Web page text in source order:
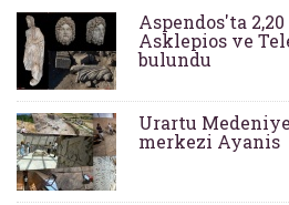
Aspendos'ta
Asklepios ve
bulundu
Urartu
merkezi Ayanis